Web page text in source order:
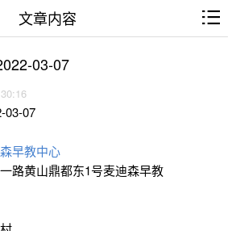
文章内容
03-07
03-07
早教中心
路黄山鼎都东1号麦迪森早教